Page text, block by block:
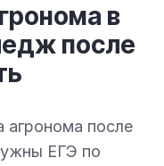
в
после
агронома после
ЕГЭ по